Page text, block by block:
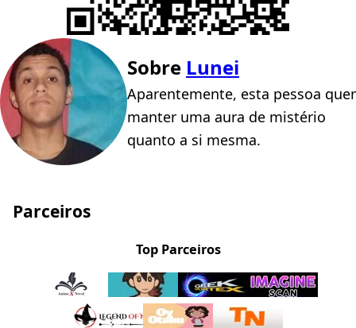
Sobre Lunei
Aparentemente, esta pessoa quer
manter uma aura de mistério
quanto a si mesma.
Parceiros
Top Parceiros